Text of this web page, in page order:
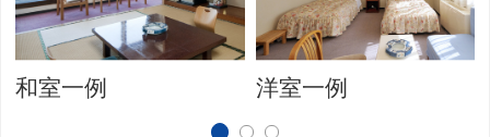
和室一例 洋室一例